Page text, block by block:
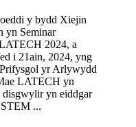
y bydd Xiejin
yn Seminar
2024, a
i 21ain, 2024, yng
yr Arlywydd
LATECH yn
yn eiddgar
...